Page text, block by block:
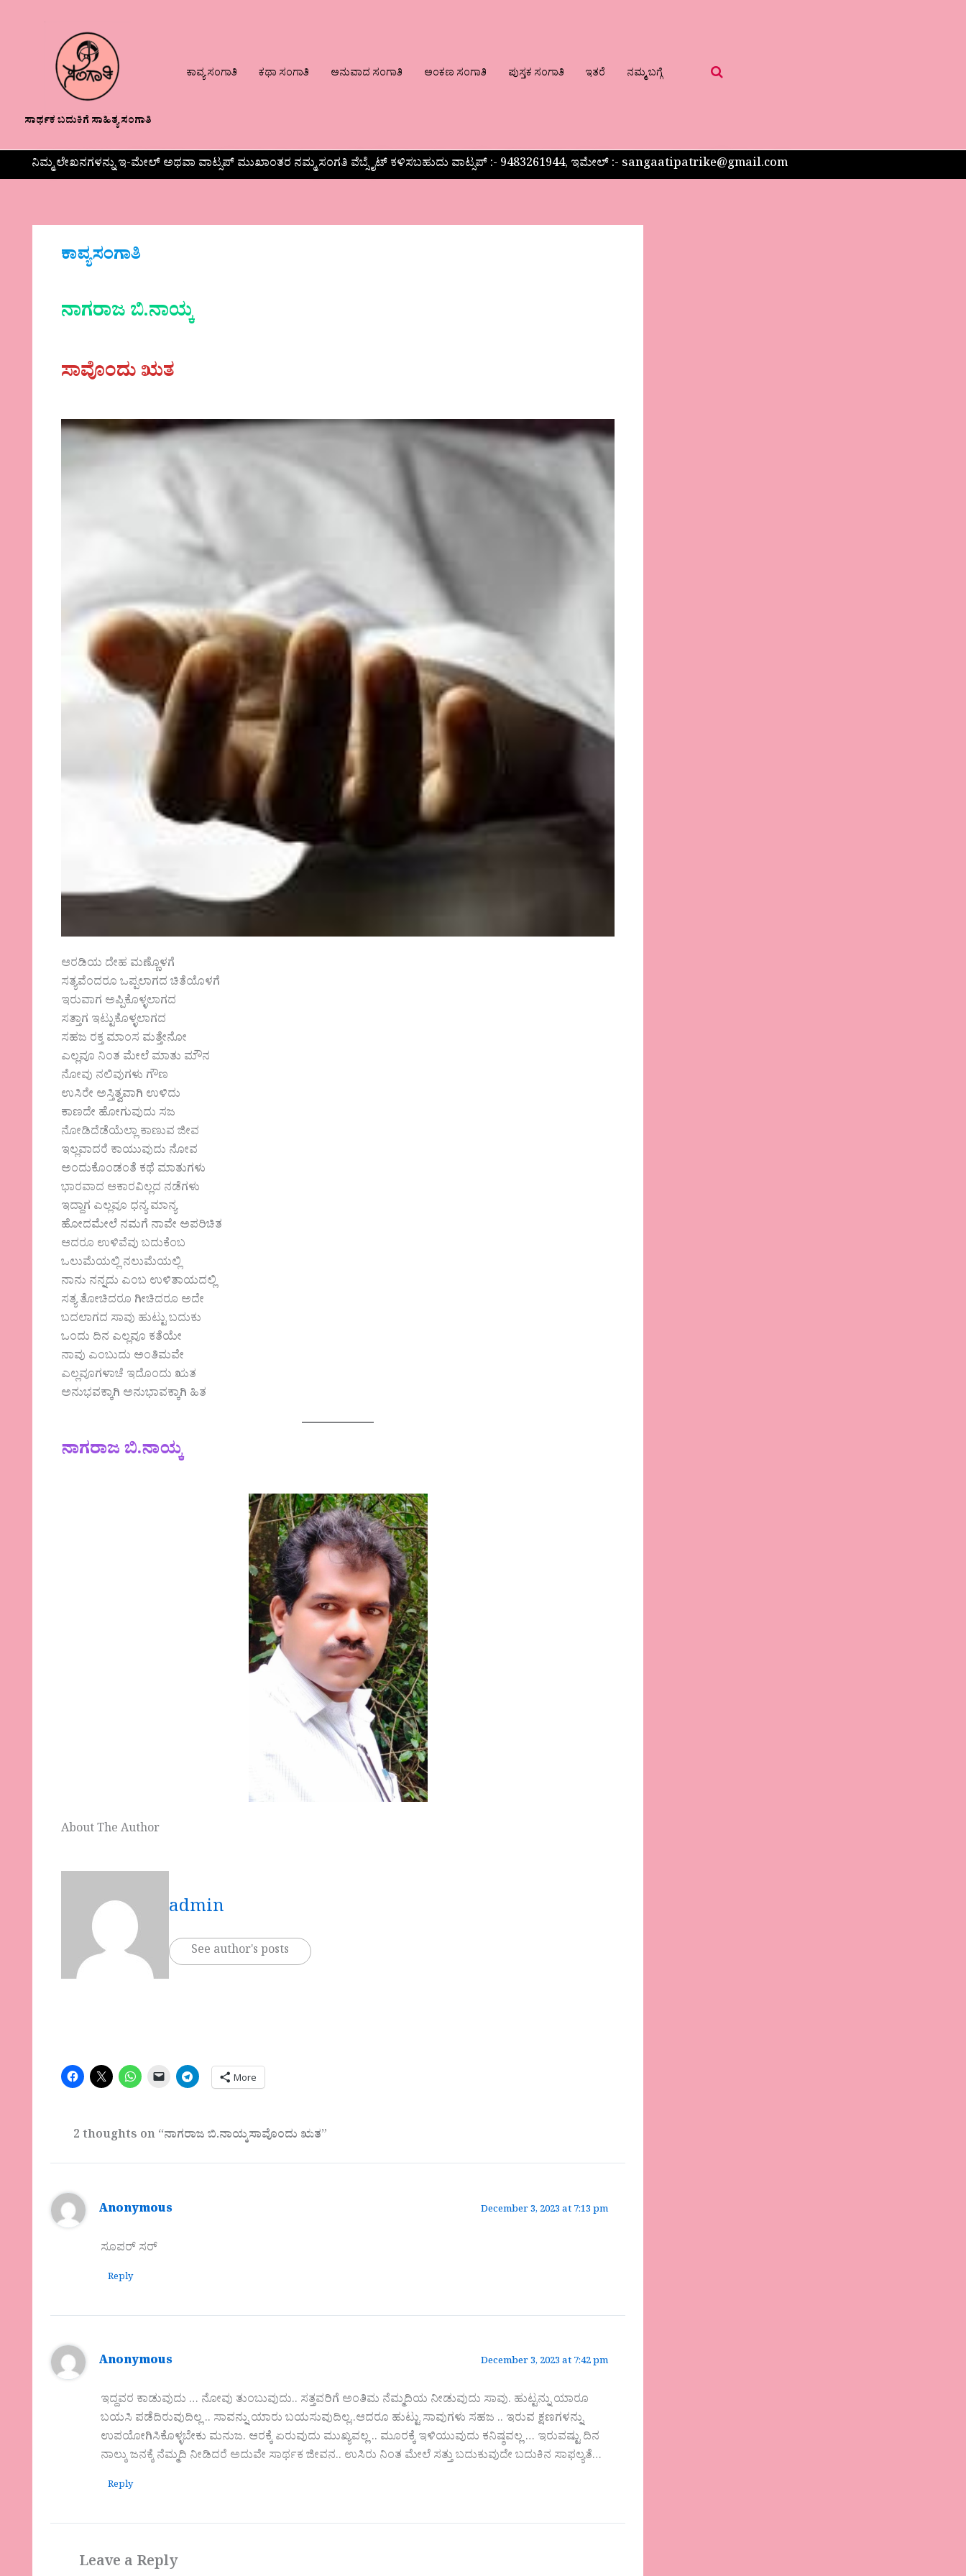
ಸಾರ್ಥಕ ಬದುಕಿಗೆ ಸಾಹಿತ್ಯ ಸಂಗಾತಿ
ಕಾವ್ಯ ಸಂಗಾತಿ ಕಥಾ ಸಂಗಾತಿ ಅನುವಾದ ಸಂಗಾತಿ ಅಂಕಣ ಸಂಗಾತಿ ಪುಸ್ತಕ ಸಂಗಾತಿ ಇತರೆ ನಮ್ಮ ಬಗ್ಗೆ
ನಿಮ್ಮ ಲೇಖನಗಳನ್ನು ಇ-ಮೇಲ್ ಅಥವಾ ವಾಟ್ಸಪ್ ಮುಖಾಂತರ ನಮ್ಮ ಸಂಗತಿ ವೆಬ್ಸೈಟ್ ಕಳಿಸಬಹುದು ವಾಟ್ಸಪ್‌ :- 9483261944, ಇಮೇಲ್ :- sangaatipatrike@gmail.com
ಕಾವ್ಯಸಂಗಾತಿ
ನಾಗರಾಜ ಬಿ.ನಾಯ್ಕ
ಸಾವೊಂದು ಋತ
ಆರಡಿಯ ದೇಹ ಮಣ್ಣೊಳಗೆ
ಸತ್ಯವೆಂದರೂ ಒಪ್ಪಲಾಗದ ಚಿತೆಯೊಳಗೆ
ಇರುವಾಗ ಅಪ್ಪಿಕೊಳ್ಳಲಾಗದ
ಸತ್ತಾಗ ಇಟ್ಟುಕೊಳ್ಳಲಾಗದ
ಸಹಜ ರಕ್ತ ಮಾಂಸ ಮತ್ತೇನೋ
ಎಲ್ಲವೂ ನಿಂತ ಮೇಲೆ ಮಾತು ಮೌನ
ನೋವು ನಲಿವುಗಳು ಗೌಣ
ಉಸಿರೇ ಅಸ್ತಿತ್ವವಾಗಿ ಉಳಿದು
ಕಾಣದೇ ಹೋಗುವುದು ಸಜ
ನೋಡಿದೆಡೆಯೆಲ್ಲಾ ಕಾಣುವ ಜೀವ
ಇಲ್ಲವಾದರೆ ಕಾಯುವುದು ನೋವ
ಅಂದುಕೊಂಡಂತೆ ಕಥೆ ಮಾತುಗಳು
ಭಾರವಾದ ಆಕಾರವಿಲ್ಲದ ನಡೆಗಳು
ಇದ್ದಾಗ ಎಲ್ಲವೂ ಧನ್ಯ ಮಾನ್ಯ
ಹೋದಮೇಲೆ ನಮಗೆ ನಾವೇ ಅಪರಿಚಿತ
ಆದರೂ ಉಳಿವೆವು ಬದುಕೆಂಬ
ಒಲುಮೆಯಲ್ಲಿ ನಲುಮೆಯಲ್ಲಿ
ನಾನು ನನ್ನದು ಎಂಬ ಉಳಿತಾಯದಲ್ಲಿ
ಸತ್ಯ ತೋಚಿದರೂ ಗೀಚಿದರೂ ಅದೇ
ಬದಲಾಗದ ಸಾವು ಹುಟ್ಟು ಬದುಕು
ಒಂದು ದಿನ ಎಲ್ಲವೂ ಕತೆಯೇ
ನಾವು ಎಂಬುದು ಅಂತಿಮವೇ
ಎಲ್ಲವೂಗಳಾಚೆ ಇದೊಂದು ಋತ
ಅನುಭವಕ್ಕಾಗಿ ಅನುಭಾವಕ್ಕಾಗಿ ಹಿತ
ನಾಗರಾಜ ಬಿ.ನಾಯ್ಕ
About The Author
admin
See author's posts
More
2 thoughts on “ನಾಗರಾಜ ಬಿ.ನಾಯ್ಕಸಾವೊಂದು ಋತ”
Anonymous December 3, 2023 at 7:13 pm
ಸೂಪರ್ ಸರ್
Reply
Anonymous December 3, 2023 at 7:42 pm
ಇದ್ದವರ ಕಾಡುವುದು … ನೋವು ತುಂಬುವುದು.. ಸತ್ತವರಿಗೆ ಅಂತಿಮ ನೆಮ್ಮದಿಯ ನೀಡುವುದು ಸಾವು. ಹುಟ್ಟನ್ನು ಯಾರೂ
ಬಯಸಿ ಪಡೆದಿರುವುದಿಲ್ಲ .. ಸಾವನ್ನು ಯಾರು ಬಯಸುವುದಿಲ್ಲ..ಆದರೂ ಹುಟ್ಟು ಸಾವುಗಳು ಸಹಜ .. ಇರುವ ಕ್ಷಣಗಳನ್ನು
ಉಪಯೋಗಿಸಿಕೊಳ್ಳಬೇಕು ಮನುಜ. ಆರಕ್ಕೆ ಏರುವುದು ಮುಖ್ಯವಲ್ಲ .. ಮೂರಕ್ಕೆ ಇಳಿಯುವುದು ಕನಿಷ್ಠವಲ್ಲ … ಇರುವಷ್ಟು ದಿನ
ನಾಲ್ಕು ಜನಕ್ಕೆ ನೆಮ್ಮದಿ ನೀಡಿದರೆ ಅದುವೇ ಸಾರ್ಥಕ ಜೀವನ.. ಉಸಿರು ನಿಂತ ಮೇಲೆ ಸತ್ತು ಬದುಕುವುದೇ ಬದುಕಿನ ಸಾಫಲ್ಯತೆ…
Reply
Leave a Reply